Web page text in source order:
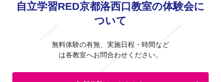
自立学習RED京都洛西口教室の体験会に
ついて
無料体験の有無、実施日程・時間など
は各教室へお問合わせください。